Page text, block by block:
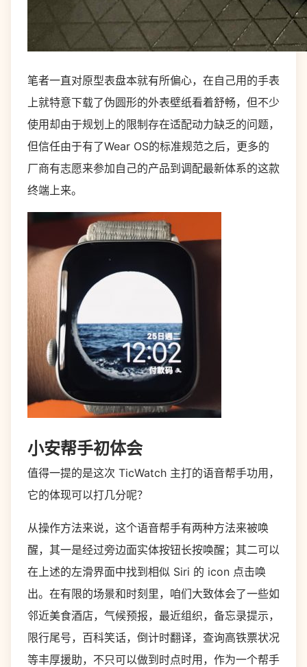
笔者一直对原型表盘本就有所偏心，在自己用的手表
上就特意下载了伪圆形的外表壁纸看着舒畅，但不少
使用却由于规划上的限制存在适配动力缺乏的问题，
但信任由于有了Wear OS的标准规范之后，更多的
厂商有志愿来参加自己的产品到调配最新体系的这款
终端上来。
小安帮手初体会
值得一提的是这次 TicWatch 主打的语音帮手功用，
它的体现可以打几分呢？
从操作方法来说，这个语音帮手有两种方法来被唤
醒，其一是经过旁边面实体按钮长按唤醒；其二可以
在上述的左滑界面中找到相似 Siri 的 icon 点击唤
出。在有限的场景和时刻里，咱们大致体会了一些如
邻近美食酒店，气候预报，最近组织，备忘录提示，
限行尾号，百科笑话，倒计时翻译，查询高铁票状况
等丰厚援助，不只可以做到时点时用，作为一个帮手